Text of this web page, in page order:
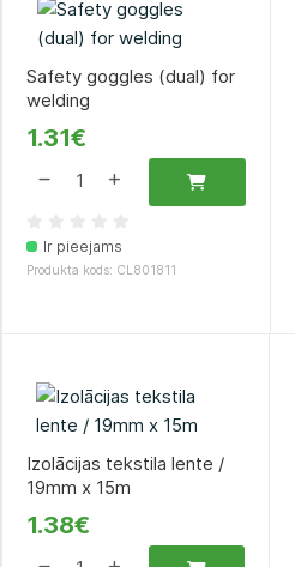
Safety goggles (dual) for
welding
1.31€
Ir pieejams
Produkta kods: CL801811
Izolācijas tekstila lente /
19mm x 15m
1.38€